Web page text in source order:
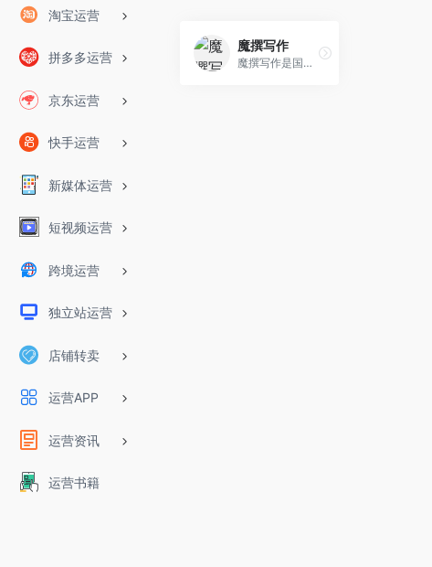
淘宝运营
拼多多运营
京东运营
快手运营
新媒体运营
短视频运营
跨境运营
独立站运营
店铺转卖
运营APP
运营资讯
运营书籍
魔撰写作
魔撰写作是国内顶尖AI写作助手，轻松帮你遣词造句，润色文采，改写文风，提取文案，校对文案，收藏笔记，搜索字词，更有多语种翻译，助你文采更上一层楼。